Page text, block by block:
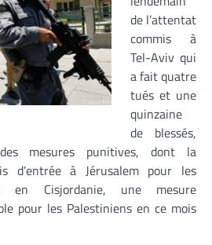
de l’attentat
commis à
Tel-Aviv qui
a fait quatre
tués et une
quinzaine
de blessés,
mesures punitives, dont la
d’entrée à Jérusalem pour les
en Cisjordanie, une mesure
pour les Palestiniens en ce mois